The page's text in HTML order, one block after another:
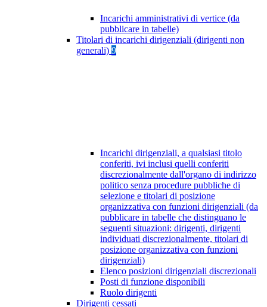
Incarichi amministrativi di vertice (da
pubblicare in tabelle)
Titolari di incarichi dirigenziali (dirigenti non
generali) 9
Incarichi dirigenziali, a qualsiasi titolo
conferiti, ivi inclusi quelli conferiti
discrezionalmente dall'organo di indirizzo
politico senza procedure pubbliche di
selezione e titolari di posizione
organizzativa con funzioni dirigenziali (da
pubblicare in tabelle che distinguano le
seguenti situazioni: dirigenti, dirigenti
individuati discrezionalmente, titolari di
posizione organizzativa con funzioni
dirigenziali)
Elenco posizioni dirigenziali discrezionali
Posti di funzione disponibili
Ruolo dirigenti
Dirigenti cessati